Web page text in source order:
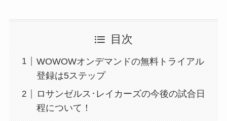
目次
WOWOWオンデマンドの無料トライアル
登録は5ステップ
ロサンゼルス･レイカーズの今後の試合日
程について！